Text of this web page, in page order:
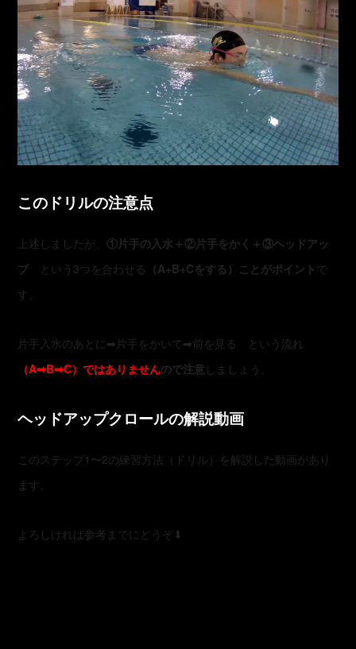
このドリルの注意点
上述しましたが、 ①片手の入水＋②片手をかく＋③ヘッドアッ
プ
という3つを合わせる （A+B+Cをする）ことがポイント で
す。
片手入水のあとに➡︎片手をかいて➡︎前を見る という流れ
（A➡︎B➡︎C）ではありませんので注意しましょう。
ヘッドアップクロールの解説動画
このステップ1〜2の練習方法（ドリル）を解説した動画があり
ます。
よろしければ参考までにどうぞ⬇︎